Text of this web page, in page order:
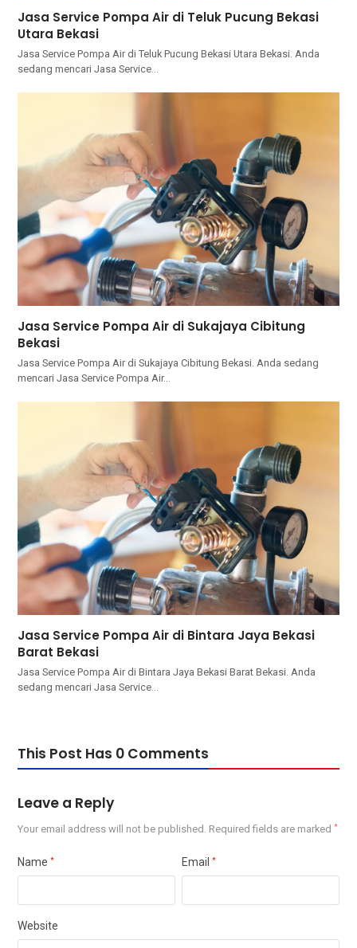
Jasa Service Pompa Air di Teluk Pucung Bekasi
Utara Bekasi
Jasa Service Pompa Air di Teluk Pucung Bekasi Utara Bekasi. Andа
ѕеdаng mencari Jasa Service…
Jasa Service Pompa Air di Sukajaya Cibitung
Bekasi
Jasa Service Pompa Air di Sukajaya Cibitung Bekasi. Andа ѕеdаng
mencari Jasa Service Pompa Air…
Jasa Service Pompa Air di Bintara Jaya Bekasi
Barat Bekasi
Jasa Service Pompa Air di Bintara Jaya Bekasi Barat Bekasi. Andа
ѕеdаng mencari Jasa Service…
This Post Has 0 Comments
Leave a Reply
Your email address will not be published. Required fields are marked*
Name* Email*
Website